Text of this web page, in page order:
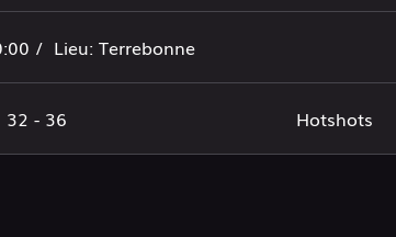
/ Lieu: Terrebonne
32 - 36 Hotshots